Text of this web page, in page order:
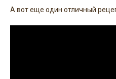
А вот еще один отличный